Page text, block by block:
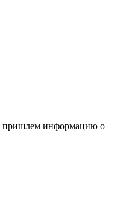
пришлем информацию о